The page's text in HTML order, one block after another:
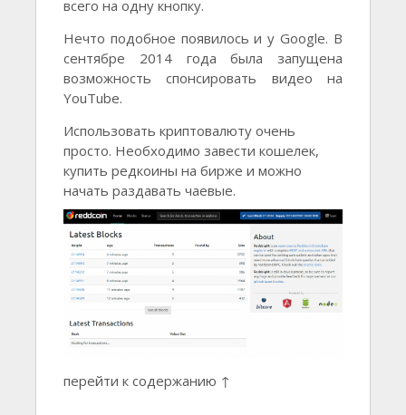
всего на одну кнопку.
Нечто подобное появилось и у Google. В
сентябре 2014 года была запущена
возможность спонсировать видео на
YouTube.
Использовать криптовалюту очень
просто. Необходимо завести кошелек,
купить редкоины на бирже и можно
начать раздавать чаевые.
перейти к содержанию ↑